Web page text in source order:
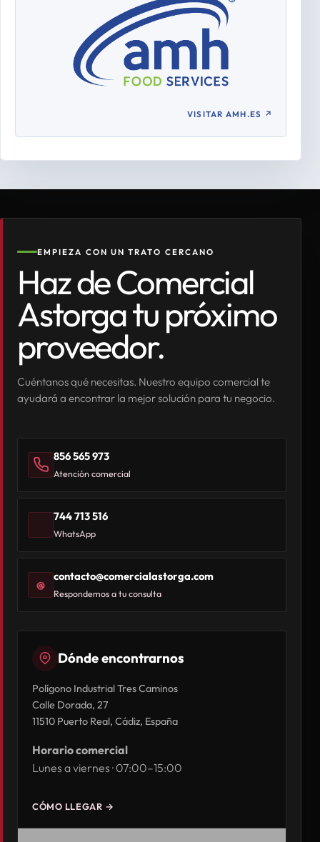
VISITAR AMH.ES ↗
EMPIEZA CON UN TRATO CERCANO
Haz de Comercial
Astorga tu próximo
proveedor.
Cuéntanos qué necesitas. Nuestro equipo comercial te
ayudará a encontrar la mejor solución para tu negocio.
856 565 973
Atención comercial
744 713 516
WhatsApp
@
contacto@comercialastorga.com
Respondemos a tu consulta
Dónde encontrarnos
Polígono Industrial Tres Caminos
Calle Dorada, 27
11510 Puerto Real, Cádiz, España
Horario comercial
Lunes a viernes · 07:00–15:00
CÓMO LLEGAR →